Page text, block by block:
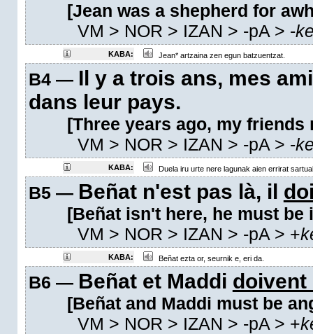
[Jean was a shepherd for
VM > NOR > IZAN > -pA> -
KABA: Jean* artzaina zen egun batzuentzat.
B4 — Il y a trois ans, mes
dans leur pays.
[Three years ago, my
VM > NOR > IZAN > -pA> -
KABA: Duela iru urte nere lagunak aien errirat
B5 — Beñat n'est pas là, il
[Beñat isn't here, he must be
VM > NOR > IZAN > -pA> +
KABA: Beñat ezta or, seurnik e, eri da.
B6 — Beñat et Maddi doivent
[Beñat and Maddi must be
VM > NOR > IZAN > -pA> +